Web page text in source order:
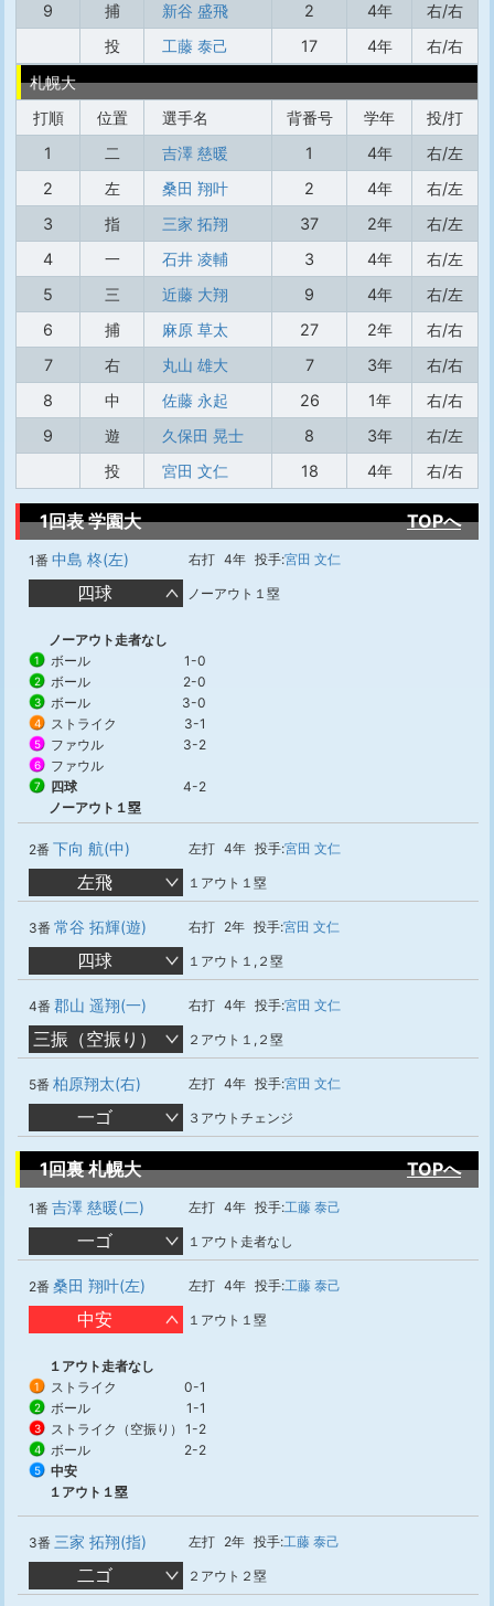
9
捕 新谷 盛飛 2 4年
右/右
投
工藤 泰己 17 4年
右/右
札幌大
打順
位置 選手名 背番号 学年
投/打
1
二 吉澤 慈暖 1 4年
右/左
2
左 桑田 翔叶 2 4年
右/左
3
指 三家 拓翔 37 2年
右/左
4
一 石井 凌輔 3 4年
右/左
5
三 近藤 大翔 9 4年
右/左
6
捕 麻原 草太 27 2年
右/右
7
右 丸山 雄大 7 3年
右/右
8
中 佐藤 永起 26 1年
右/右
9
遊 久保田 晃士 8 3年
右/左
投
宮田 文仁 18 4年 右/右
1回表 学園大 TOPへ
1番 中島 柊(左) 右打 4年 投手:宮田 文仁
四球 ノーアウト１塁
ノーアウト走者なし
1 ボール 1-0
2 ボール 2-0
3 ボール 3-0
4 ストライク 3-1
5 ファウル 3-2
6 ファウル
7 四球
4-2
ノーアウト１塁
2番 下向 航(中) 左打 4年 投手:宮田 文仁
左飛 １アウト１塁
3番 常谷 拓輝(遊) 右打 2年 投手:宮田 文仁
四球 １アウト１,２塁
4番 郡山 遥翔(一) 右打 4年 投手:宮田 文仁
三振（空振り） ２アウト１,２塁
5番 柏原翔太(右) 左打 4年 投手:宮田 文仁
一ゴ ３アウトチェンジ
1回裏 札幌大 TOPへ
1番 吉澤 慈暖(二) 左打 4年 投手:工藤 泰己
一ゴ １アウト走者なし
2番 桑田 翔叶(左) 左打 4年 投手:工藤 泰己
中安 １アウト１塁
１アウト走者なし
1 ストライク 0-1
2 ボール 1-1
3 ストライク（空振り） 1-2
4 ボール 2-2
5
中安
１アウト１塁
3番 三家 拓翔(指) 左打 2年 投手:工藤 泰己
二ゴ ２アウト２塁